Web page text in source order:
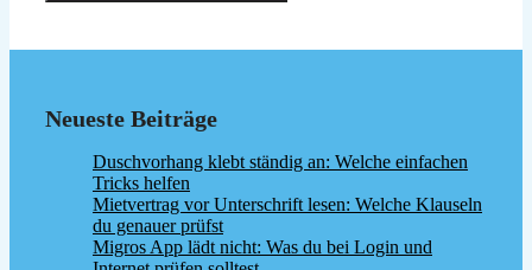
Neueste Beiträge
Duschvorhang klebt ständig an: Welche einfachen
Tricks helfen
Mietvertrag vor Unterschrift lesen: Welche Klauseln
du genauer prüfst
Migros App lädt nicht: Was du bei Login und